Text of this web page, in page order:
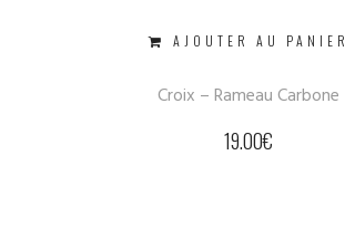
AJOUTER AU PANIER
Croix – Rameau Carbone
19.00€